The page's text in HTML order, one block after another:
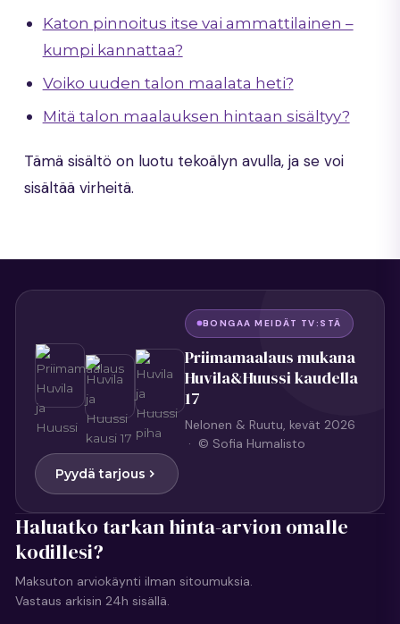
Katon pinnoitus itse vai ammattilainen –
kumpi kannattaa?
Voiko uuden talon maalata heti?
Mitä talon maalauksen hintaan sisältyy?
Tämä sisältö on luotu tekoälyn avulla, ja se voi
sisältää virheitä.
BONGAA MEIDÄT TV:STÄ
Priimamaalaus mukana
Huvila&Huussi kaudella
17
Nelonen & Ruutu, kevät 2026
· © Sofia Humalisto
Pyydä tarjous
Haluatko tarkan hinta-arvion omalle
kodillesi?
Maksuton arviokäynti ilman sitoumuksia.
Vastaus arkisin 24h sisällä.